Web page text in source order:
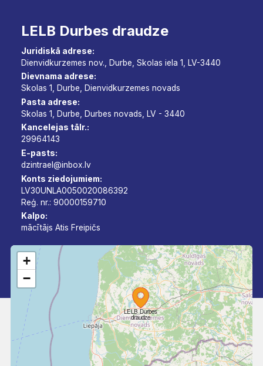
LELB Durbes draudze
Juridiskā adrese:
Dienvidkurzemes nov., Durbe, Skolas iela 1, LV-3440
Dievnama adrese:
Skolas 1, Durbe, Dienvidkurzemes novads
Pasta adrese:
Skolas 1, Durbe, Durbes novads, LV - 3440
Kancelejas tālr.:
29964143
E-pasts:
dzintrael@inbox.lv
Konts ziedojumiem:
LV30UNLA0050020086392
Reģ. nr.: 90000159710
Kalpo:
mācītājs Atis Freipičs
LELB Durbes
draudze
+
−